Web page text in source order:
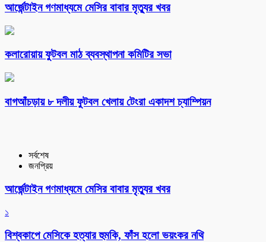
আর্জেন্টাইন গণমাধ্যমে মেসির বাবার মৃত্যুর খবর
কলারোয়ায় ফুটবল মাঠ ব্যবস্থাপনা কমিটির সভা
বাগআঁচড়ায় ৮ দলীয় ফুটবল খেলায় টেংরা একাদশ চ্যাম্পিয়ন
সর্বশেষ
জনপ্রিয়
আর্জেন্টাইন গণমাধ্যমে মেসির বাবার মৃত্যুর খবর
১
বিশ্বকাপে মেসিকে হত্যার হুমকি, ফাঁস হলো ভয়ংকর নথি